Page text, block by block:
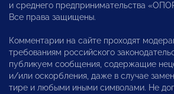
и среднего предпринимательства
Все права защищены.
Комментарии на сайте проходят
требованиям российского
публикуем сообщения, содержащие
и/или оскорбления, даже в случае
тире и любыми иными символами. Не